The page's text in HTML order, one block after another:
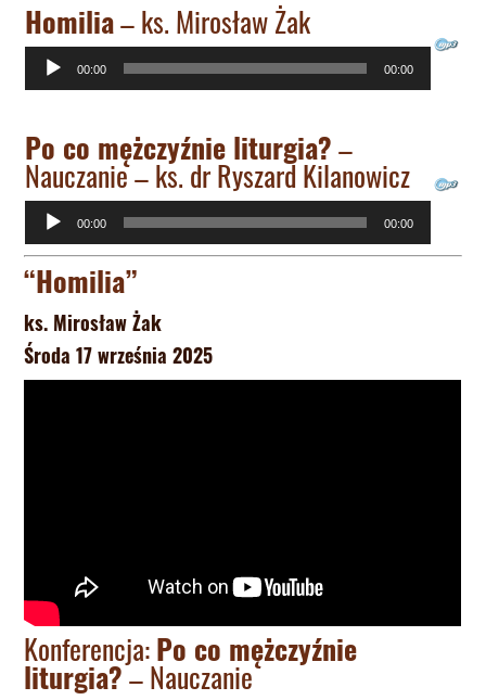
Homilia– ks. Mirosław Żak
Odtwarzacz
plików
00:00 00:00
Po co mężczyźnie liturgia?–
Nauczanie – ks. dr Ryszard Kilanowicz
Odtwarzacz
plików
dźwiękowych
00:00 00:00
“Homilia”
ks. Mirosław Żak
Środa 17 września 2025
Konferencja:Po co mężczyźnie
liturgia?– Nauczanie